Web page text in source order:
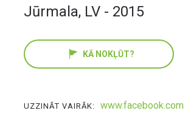
Jūrmala, LV - 2015
KĀ NOKĻŪT?
UZZINĀT VAIRĀK: www.facebook.com